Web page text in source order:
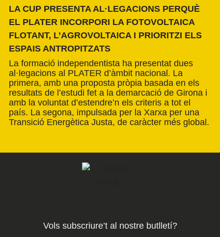
LA CUP PRESENTA AL·LEGACIONS PERQUÈ
EL PLATER INCORPORI LA FOTOVOLTAICA
FLOTANT, L’AGROVOLTAICA I PRIORITZI ELS
ESPAIS ANTROPITZATS
La formació independentista ha presentat dues
al·legacions al PLATER d’àmbit nacional. La
primera, amb una proposta pròpia basada en els
resultats de l’estudi fet a la demarcació de Girona i
amb la voluntat d’estendre’n els criteris a tot el
país. La segona, impulsada per la Xarxa per una
Transició Energètica Justa, de caràcter més global.
Vols subscriure’t al nostre butlletí?